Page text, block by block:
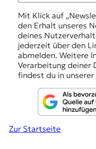
Mit Klick auf
den Erhalt unseres
deines
jederzeit über den
abmelden. Weitere
Verarbeitung deiner
findest du in unserer
Zur Startseite